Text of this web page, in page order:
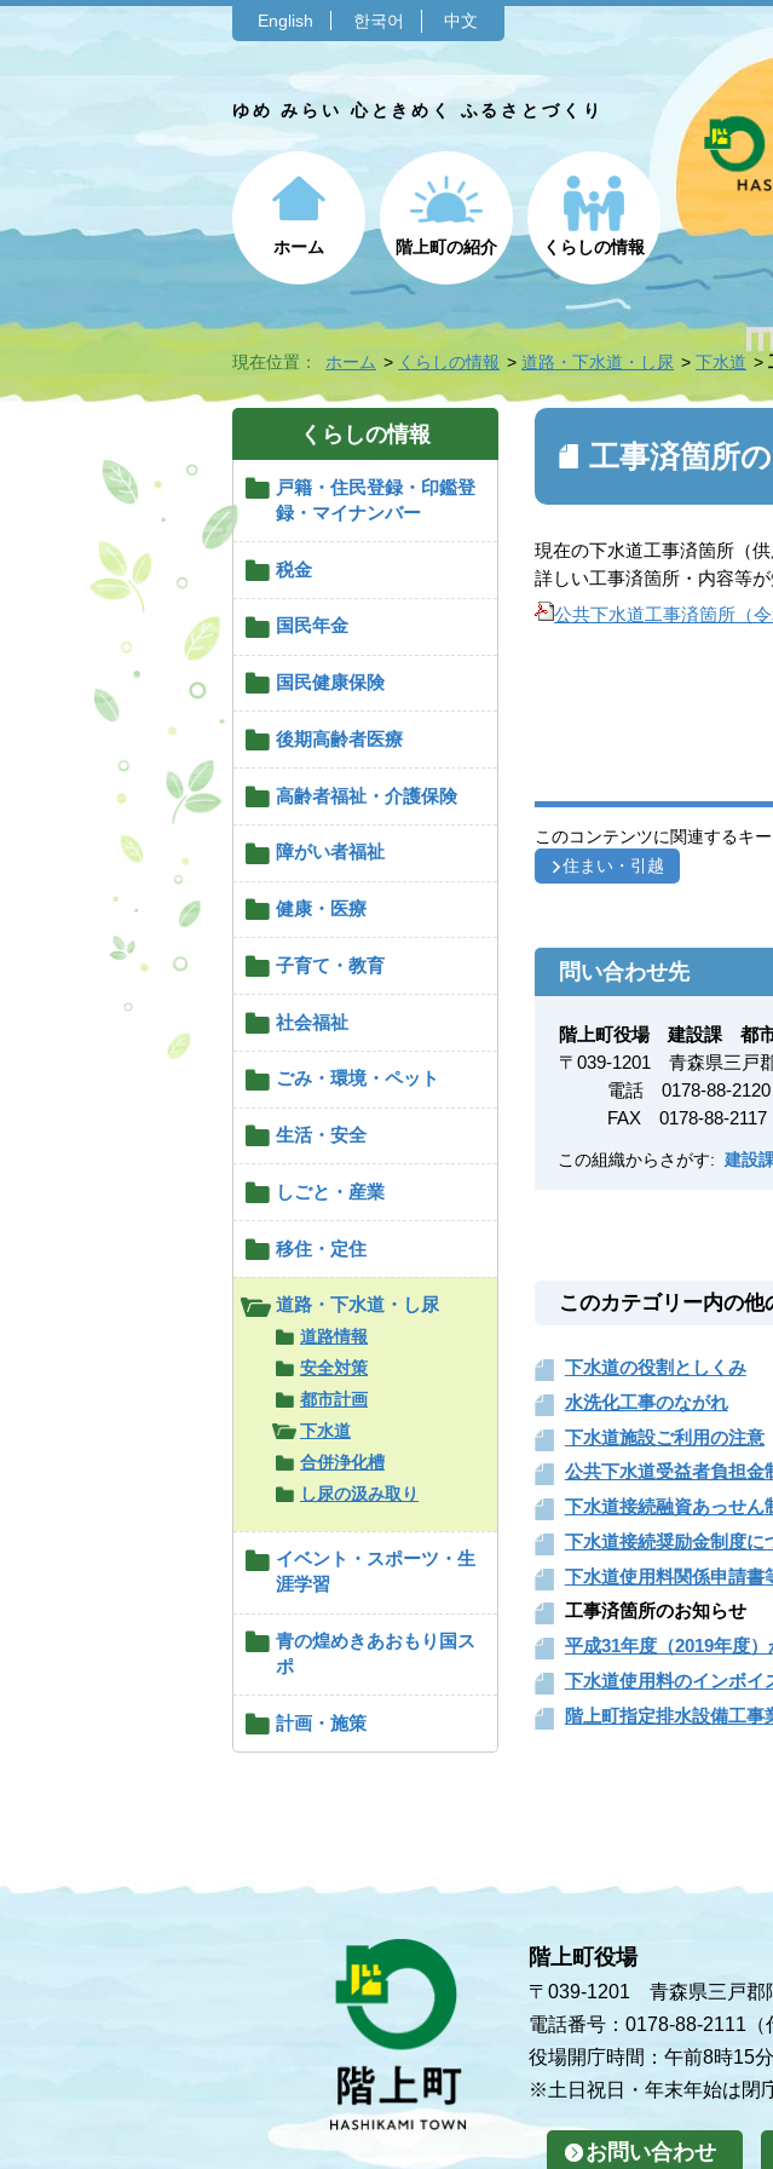
English 한국어 中文
ゆめ みらい 心ときめく ふるさとづくり
ホーム 階上町の紹介 くらしの情報
現在位置： ホーム くらしの情報 道路・下水道・し尿 下水道
くらしの情報
戸籍・住民登録・印鑑登
録・マイナンバー
税金
国民年金
国民健康保険
後期高齢者医療
高齢者福祉・介護保険
障がい者福祉
健康・医療
子育て・教育
社会福祉
ごみ・環境・ペット
生活・安全
しごと・産業
移住・定住
道路・下水道・し尿
道路情報
安全対策
都市計画
下水道
合併浄化槽
し尿の汲み取り
イベント・スポーツ・生
涯学習
青の煌めきあおもり国ス
ポ
計画・施策
工事済箇所
現在の下水道工事済箇所（
詳しい工事済箇所・内容等
公共下水道工事済箇所（
このコンテンツに関連するキ
住まい・引越
問い合わせ先
階上町役場 建設課 都
〒 039-1201
青森県三戸
電話 0178-88-2120
FAX 0178-88-2117
この組織からさがす: 建設
このカテゴリー内の他
下水道の役割としくみ
水洗化工事のながれ
下水道施設ご利用の注意
公共下水道受益者負担金
下水道接続融資あっせん
下水道接続奨励金制度に
下水道使用料関係申請書
工事済箇所のお知らせ
平成31年度（2019年度
下水道使用料のインボイ
階上町指定排水設備工事
階上町役場
〒039-1201 青森県三戸郡
電話番号：0178-88-2111（
役場開庁時間：午前8時15
※土日祝日・年末年始は閉
お問い合わせ